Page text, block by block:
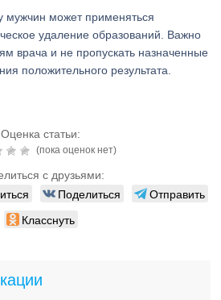
мужчин может применяться
удаление образований. Важно
врача и не пропускать назначенные
положительного результата.
Оценка статьи:
(пока оценок нет)
с друзьями:
Поделиться
Отправить
Класснуть